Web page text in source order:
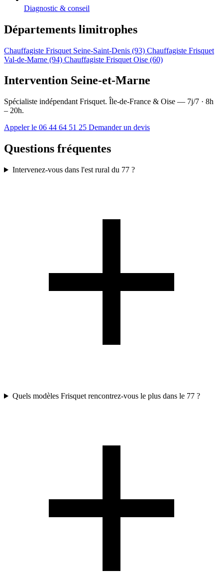
Diagnostic & conseil
Départements limitrophes
Chauffagiste Frisquet Seine-Saint-Denis (93) Chauffagiste Frisquet
Val-de-Marne (94) Chauffagiste Frisquet Oise (60)
Intervention Seine-et-Marne
Spécialiste indépendant Frisquet. Île-de-France & Oise — 7j/7 · 8h
– 20h.
Appeler le 06 44 64 51 25 Demander un devis
Questions fréquentes
Intervenez-vous dans l'est rural du 77 ?
Quels modèles Frisquet rencontrez-vous le plus dans le 77 ?